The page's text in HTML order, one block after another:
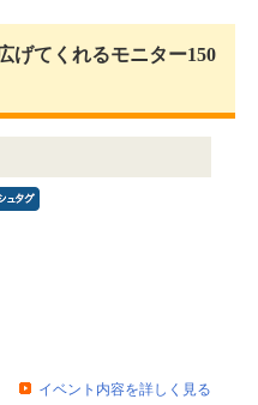
げてくれるモニター150
イベント内容を詳しく見る